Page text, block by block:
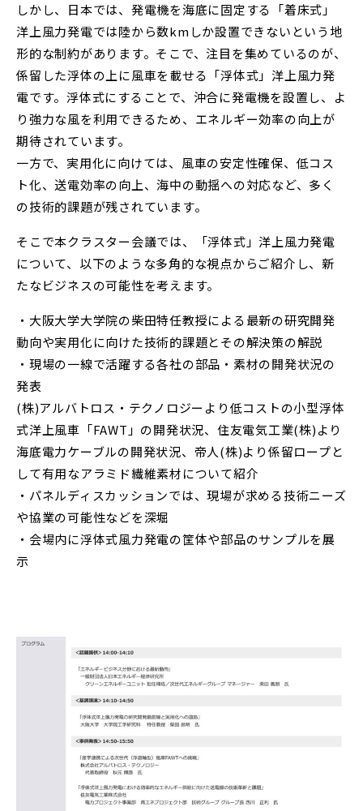
しかし、日本では、発電機を海底に固定する「着床式」
洋上風力発電では陸から数kmしか設置できないという地
形的な制約があります。そこで、注目を集めているのが、
係留した浮体の上に風車を載せる「浮体式」洋上風力発
電です。浮体式にすることで、沖合に発電機を設置し、よ
り強力な風を利用できるため、エネルギー効率の向上が
期待されています。
一方で、実用化に向けては、風車の安定性確保、低コス
ト化、送電効率の向上、海中の動揺への対応など、多く
の技術的課題が残されています。
そこで本クラスター会議では、「浮体式」洋上風力発電
について、以下のような多角的な視点からご紹介し、新
たなビジネスの可能性を考えます。
・大阪大学大学院の柴田特任教授による最新の研究開発
動向や実用化に向けた技術的課題とその解決策の解説
・現場の一線で活躍する各社の部品・素材の開発状況の
発表
(株)アルバトロス・テクノロジーより低コストの小型浮体
式洋上風車「FAWT」の開発状況、住友電気工業(株)より
海底電力ケーブルの開発状況、帝人(株)より係留ロープと
して有用なアラミド繊維素材について紹介
・パネルディスカッションでは、現場が求める技術ニーズ
や協業の可能性などを深堀
・会場内に浮体式風力発電の筐体や部品のサンプルを展
示